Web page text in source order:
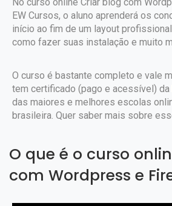
EW Cursos, o aluno aprenderá os
início ao fim de um layout
como fazer suas instalação e muito
O curso é bastante completo e vale
tem certificado (pago e acessível) da
das maiores e melhores escolas
brasileira. Quer saber mais sobre
O que é o curso
com Wordpress e